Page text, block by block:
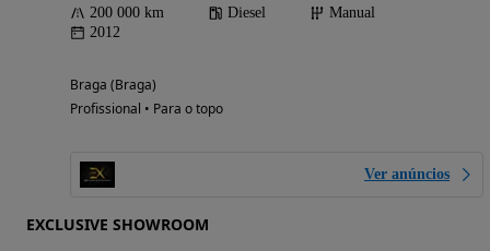
200 000 km Diesel
Manual
2012
Braga (Braga)
Profissional • Para o topo
Ver anúncios
EXCLUSIVE SHOWROOM